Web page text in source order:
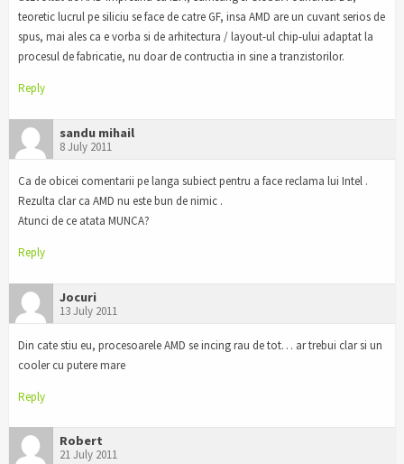
teoretic lucrul pe siliciu se face de catre GF, insa AMD are un cuvant serios de
spus, mai ales ca e vorba si de arhitectura / layout-ul chip-ului adaptat la
procesul de fabricatie, nu doar de contructia in sine a tranzistorilor.
Reply
sandu mihail
8 July 2011
Ca de obicei comentarii pe langa subiect pentru a face reclama lui Intel .
Rezulta clar ca AMD nu este bun de nimic .
Atunci de ce atata MUNCA?
Reply
Jocuri
13 July 2011
Din cate stiu eu, procesoarele AMD se incing rau de tot… ar trebui clar si un
cooler cu putere mare
Reply
Robert
21 July 2011